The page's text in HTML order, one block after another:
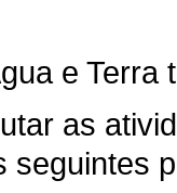
e Terra
as
seguintes